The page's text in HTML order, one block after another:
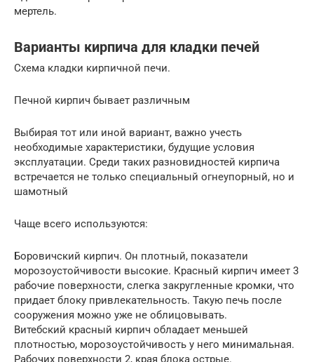
мертель.
Варианты кирпича для кладки печей
Схема кладки кирпичной печи.
Печной кирпич бывает различным
Выбирая тот или иной вариант, важно учесть
необходимые характеристики, будущие условия
эксплуатации. Среди таких разновидностей кирпича
встречается не только специальный огнеупорный, но и
шамотный
Чаще всего используются:
Боровичский кирпич. Он плотный, показатели
морозоустойчивости высокие. Красный кирпич имеет 3
рабочие поверхности, слегка закругленные кромки, что
придает блоку привлекательность. Такую печь после
сооружения можно уже не облицовывать.
Витебский красный кирпич обладает меньшей
плотностью, морозоустойчивость у него минимальная.
Рабочих поверхности 2, края блока острые.